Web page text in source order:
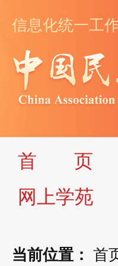
信息化统一工
首 页
网上学苑
当前位置： 首